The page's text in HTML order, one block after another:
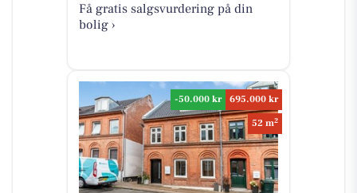
Få gratis salgsvurdering på din
bolig ›
-50.000 kr
695.000 kr
52 m2